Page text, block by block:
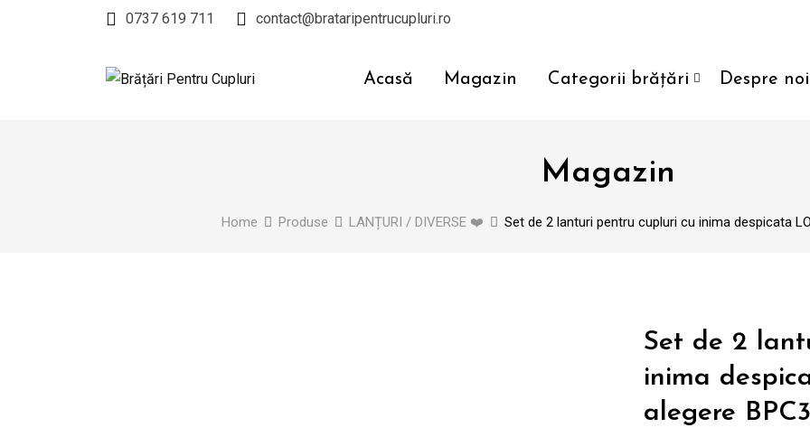
0737 619 711 contact@brataripentrucupluri.ro
Acasă Magazin Categorii brățări Despre noi
Magazin
Home Produse LANȚURI / DIVERSE ❤️ Set de 2 lanturi pentru cupluri cu inima despicata
Set de 2
inima
alegere